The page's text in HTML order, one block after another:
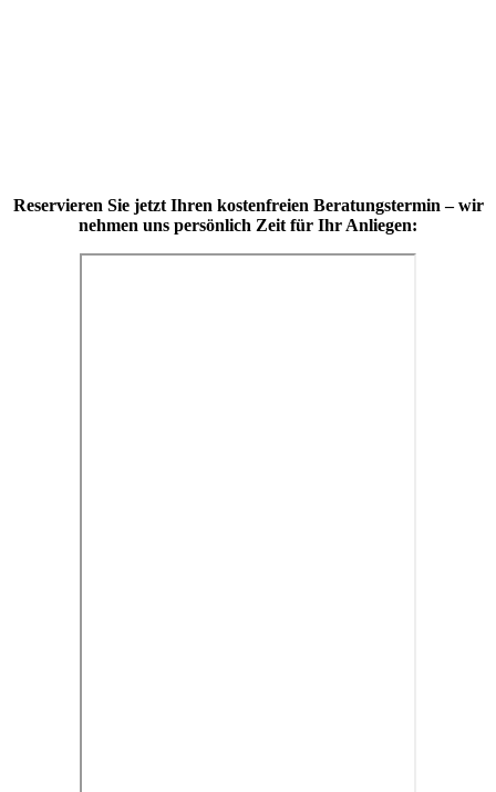
Reservieren Sie jetzt Ihren kostenfreien Beratungstermin – wir
nehmen uns persönlich Zeit für Ihr Anliegen: